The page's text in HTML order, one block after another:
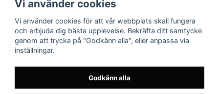
Service/Garanti
Lådritning
Om oss
Vi använder cookies
Vi använder cookies för att vår webbplats skall fungera
och erbjuda dig bästa upplevelse. Bekräfta ditt samtycke
genom att trycka på "Godkänn alla", eller anpassa via
inställningar.
Godkänn alla